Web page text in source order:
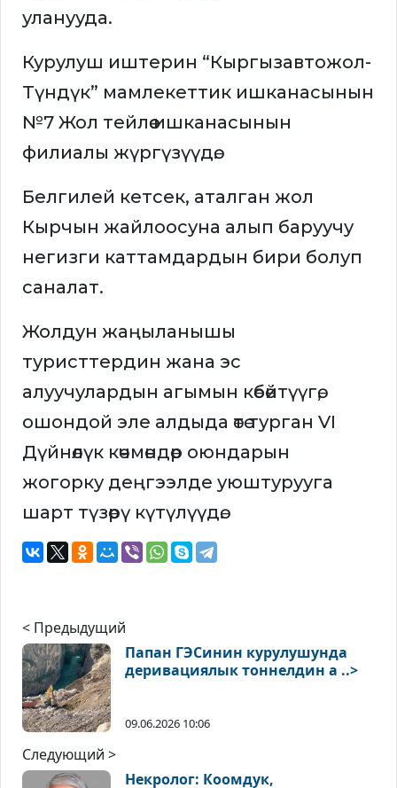
уланууда.
Курулуш иштерин “Кыргызавтожол-
Түндүк” мамлекеттик ишканасынын
№7 Жол тейлөө ишканасынын
филиалы жүргүзүүдө.
Белгилей кетсек, аталган жол
Кырчын жайлоосуна алып баруучу
негизги каттамдардын бири болуп
саналат.
Жолдун жаңыланышы
туристтердин жана эс
алуучулардын агымын көбөйтүүгө,
ошондой эле алдыда өтө турган VI
Дүйнөлүк көчмөндөр оюндарын
жогорку деңгээлде уюштурууга
шарт түзөрү күтүлүүдө.
< Предыдущий
Папан ГЭСинин курулушунда
деривациялык тоннелдин а ..>
09.06.2026 10:06
Следующий >
Некролог: Коомдук,